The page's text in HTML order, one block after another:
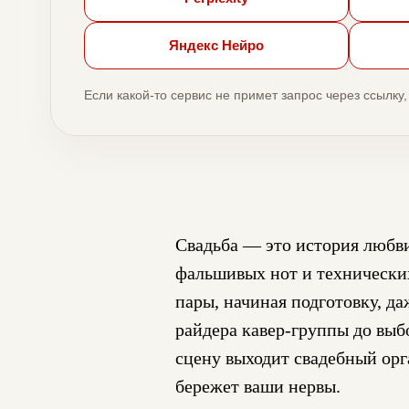
Яндекс Нейро
Если какой-то сервис не примет запрос через
Свадьба — это история
фальшивых нот и
пары, начиная подготовку,
райдера кавер-группы до
сцену выходит свадебный
бережет ваши нервы.